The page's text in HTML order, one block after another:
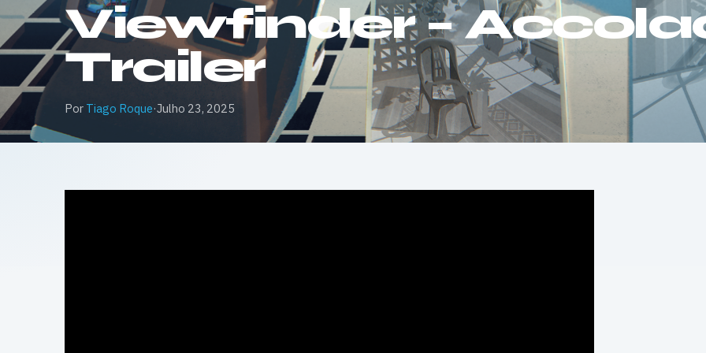
Viewfinder –
Trailer
Por Tiago Roque·Julho 23, 2025